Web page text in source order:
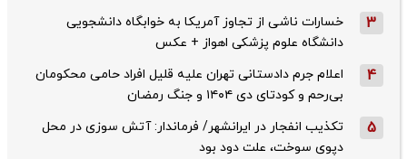
3
خسارات ناشی از تجاوز آمریکا به خوابگاه دانشجویی
دانشگاه علوم پزشکی اهواز + عکس
4
اعلام جرم دادستانی تهران علیه قلیل افراد حامی محکومان
بی‌رحم و کودتای دی‌ ۱۴۰۴ و جنگ رمضان
5
تکذیب ‌انفجار در ایرانشهر/ فرماندار: آتش سوزی در محل
دپوی سوخت، علت دود بود